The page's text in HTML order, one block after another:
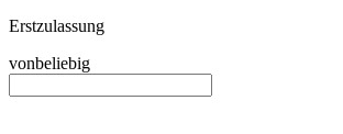
Erstzulassung
vonbeliebig